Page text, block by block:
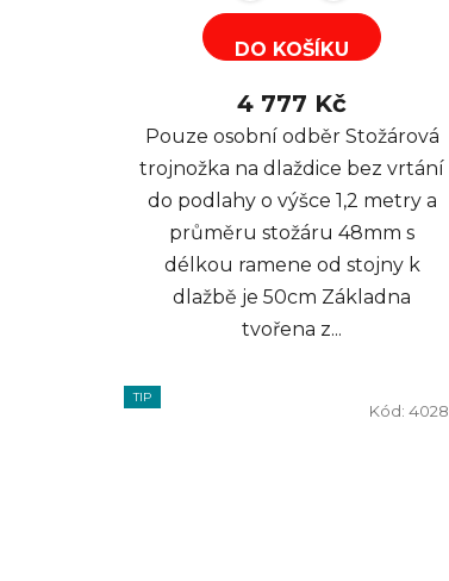
DO KOŠÍKU
4 777 Kč
Pouze osobní odběr Stožárová
trojnožka na dlaždice bez vrtání
do podlahy o výšce 1,2 metry a
průměru stožáru 48mm s
délkou ramene od stojny k
dlažbě je 50cm Základna
tvořena z...
TIP
Kód: 4028